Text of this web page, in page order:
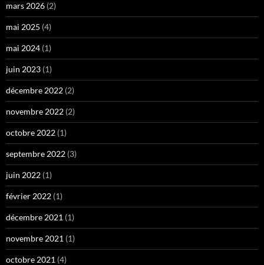
mars 2026 (2)
mai 2025 (4)
mai 2024 (1)
juin 2023 (1)
décembre 2022 (2)
novembre 2022 (2)
octobre 2022 (1)
septembre 2022 (3)
juin 2022 (1)
février 2022 (1)
décembre 2021 (1)
novembre 2021 (1)
octobre 2021 (4)